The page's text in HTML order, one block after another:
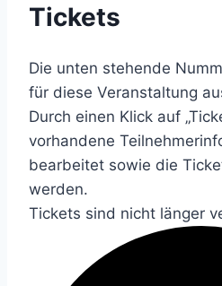
Tickets
Die unten stehende
für diese Veranstaltung
Durch einen Klick auf
vorhandene
bearbeitet sowie die
werden.
Tickets sind nicht länger